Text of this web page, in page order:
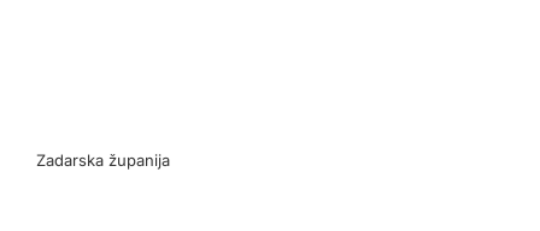
Zadarska županija